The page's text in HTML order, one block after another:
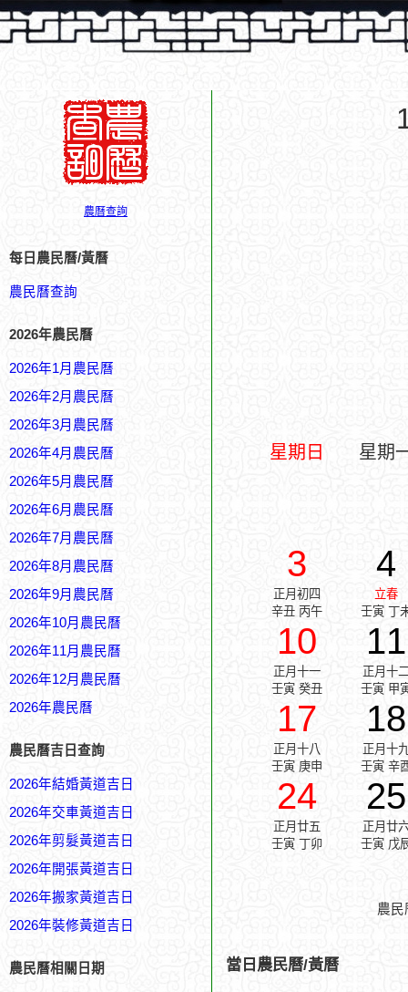
農曆查詢
每日農民曆/黃曆
農民曆查詢
2026年農民曆
2026年1月農民曆
2026年2月農民曆
2026年3月農民曆
2026年4月農民曆
2026年5月農民曆
2026年6月農民曆
2026年7月農民曆
2026年8月農民曆
2026年9月農民曆
2026年10月農民曆
2026年11月農民曆
2026年12月農民曆
2026年農民曆
農民曆吉日查詢
2026年結婚黃道吉日
2026年交車黃道吉日
2026年剪髮黃道吉日
2026年開張黃道吉日
2026年搬家黃道吉日
2026年裝修黃道吉日
農民曆相關日期
星期日 星期
3
正月初四
辛丑 丙午
4
立春
壬寅 丁
10
正月十一
壬寅 癸丑
11
正月十
壬寅 甲
17
正月十八
壬寅 庚申
18
正月十
壬寅 辛
24
正月廿五
壬寅 丁卯
25
正月廿
壬寅 戊
農
當日農民曆/黃曆